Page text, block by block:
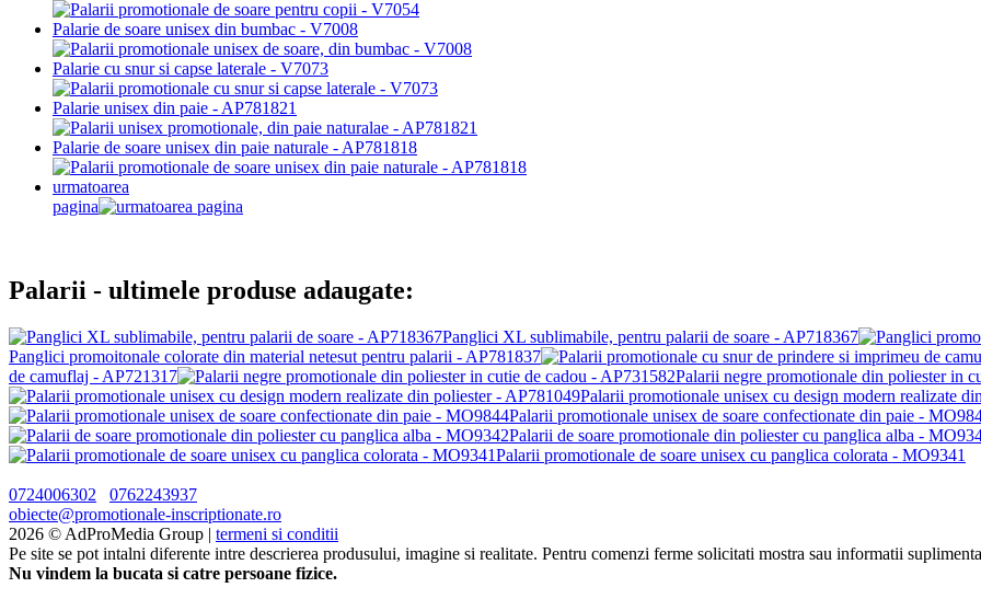
Palarie de soare unisex din bumbac - V7008
Palarie cu snur si capse laterale - V7073
Palarie unisex din paie - AP781821
Palarie de soare unisex din paie naturale - AP781818
urmatoarea
pagina
Palarii - ultimele produse adaugate:
Panglici XL sublimabile, pentru palarii de soare - AP718367
Panglici promoitonale colorate din material netesut pentru palarii - AP781837
de camuflaj - AP721317
Palarii negre promotionale din poliester in
Palarii promotionale unisex cu design modern realizate
Palarii promotionale unisex de soare confectionate din paie -
Palarii de soare promotionale din poliester cu panglica alba -
Palarii promotionale de soare unisex cu panglica colorata - MO9341
0724006302
0762243937
obiecte@promotionale-inscriptionate.ro
2026 © AdProMedia Group | termeni si conditii
Pe site se pot intalni diferente intre descrierea produsului, imagine si realitate. Pentru comenzi ferme solicitati mostra sau informatii
Nu vindem la bucata si catre persoane fizice.